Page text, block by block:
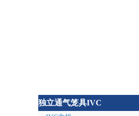
独立通气笼具IVC